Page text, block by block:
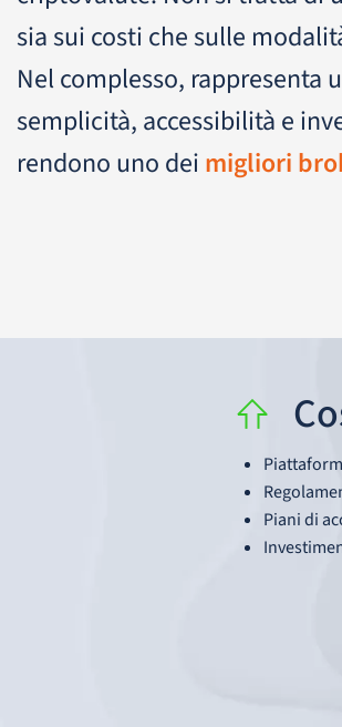
sia sui costi che sulle
Nel complesso, rappresenta
semplicità, accessibilità e
rendono uno dei migliori
Piani di